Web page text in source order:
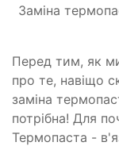
Заміна
Перед тим, як
про те, навіщо
заміна
потрібна! Для
Термопаста -